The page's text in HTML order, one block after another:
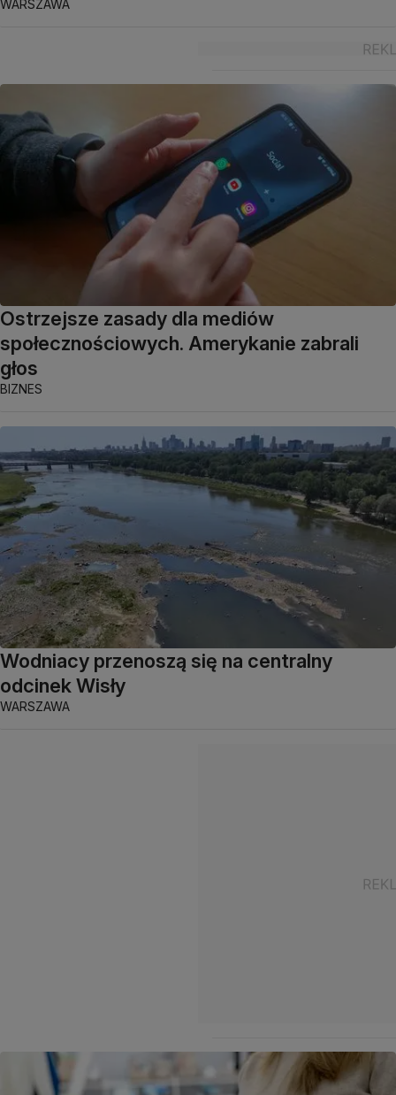
WARSZAWA
Ostrzejsze zasady dla mediów
społecznościowych. Amerykanie zabrali
głos
BIZNES
Wodniacy przenoszą się na centralny
odcinek Wisły
WARSZAWA